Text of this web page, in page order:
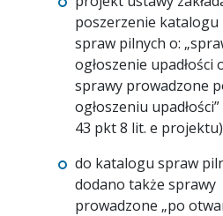
poszerzenie katalogu
spraw pilnych o:
ogłoszenie upadłości
sprawy prowadzone
ogłoszeniu
43 pkt 8 lit. e
do katalogu spraw
dodano także sprawy
prowadzone „po